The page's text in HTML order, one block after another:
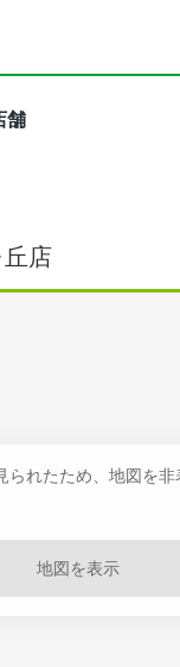
舗
店
られたため、地図を非
地図を表示